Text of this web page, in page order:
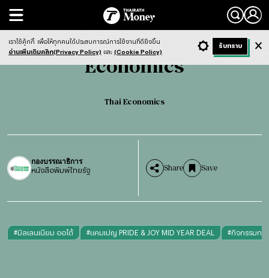
Search
Economics Thai Economics
Economics
Thai Economics
กองบรรณาธิการ
หนังสือพิมพ์ไทยรัฐ Share Save
#มิลเลนเนียม ออโต้ #แคมเปญ PRIDE & JOY MID YEAR DEAL #กิจกรรมกร
- ก + ก Dark ฟังข่าว
เราใช้คุ้กกี้ เพื่อให้ทุกคนได้ประสบการณ์การใช้งานที่ดียิ่งขึ้น
อ่านเพิ่มเติมคลิก(Privacy Policy) และ (Cookie Policy)
รับทราบ